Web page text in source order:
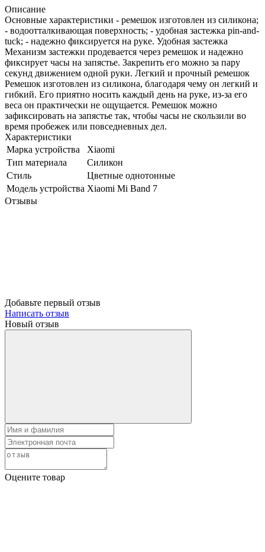
Описание
Основные характеристики - ремешок изготовлен из силикона;
- водоотталкивающая поверхность; - удобная застежка pin-and-
tuck; - надежно фиксируется на руке. Удобная застежка
Механизм застежки продевается через ремешок и надежно
фиксирует часы на запястье. Закрепить его можно за пару
секунд движением одной руки. Легкий и прочный ремешок
Ремешок изготовлен из силикона, благодаря чему он легкий и
гибкий. Его приятно носить каждый день на руке, из-за его
веса он практически не ощущается. Ремешок можно
зафиксировать на запястье так, чтобы часы не скользили во
время пробежек или повседневных дел.
Характеристики
Марка устройства
Xiaomi
Тип материала
Силикон
Стиль
Цветные однотонные
Модель устройства Xiaomi Mi Band 7
Отзывы
Добавьте первый отзыв
Написать отзыв
Новый отзыв
Оцените товар